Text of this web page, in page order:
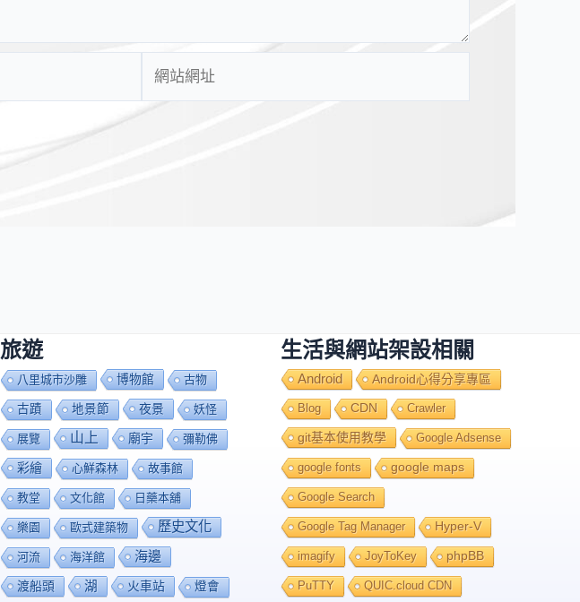
站
網
旅遊
八里城市沙雕 博物館 古物
古蹟 地景節 夜景 妖怪
展覽 山上 廟宇 彌勒佛
彩繪 心鮮森林 故事館
教堂 文化館 日藥本舖
樂園 歐式建築物 歷史文化
河流 海洋館 海邊
渡船頭 湖 火車站 燈會
生活與網站架設相關
Android Android心得分享專區
Blog CDN Crawler
git基本使用教學 Google Adsense
google fonts google maps
Google Search
Google Tag Manager Hyper-V
imagify JoyToKey phpBB
PuTTY QUIC.cloud CDN